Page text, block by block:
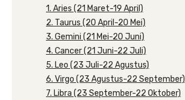
1. Aries (21 Maret-19 April)
2. Taurus (20 April-20 Mei)
3. Gemini (21 Mei-20 Juni)
4. Cancer (21 Juni-22 Juli)
5. Leo (23 Juli-22 Agustus)
6. Virgo (23 Agustus-22 September)
7. Libra (23 September-22 Oktober)